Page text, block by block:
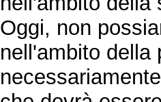
Oggi, non
nell'ambito della